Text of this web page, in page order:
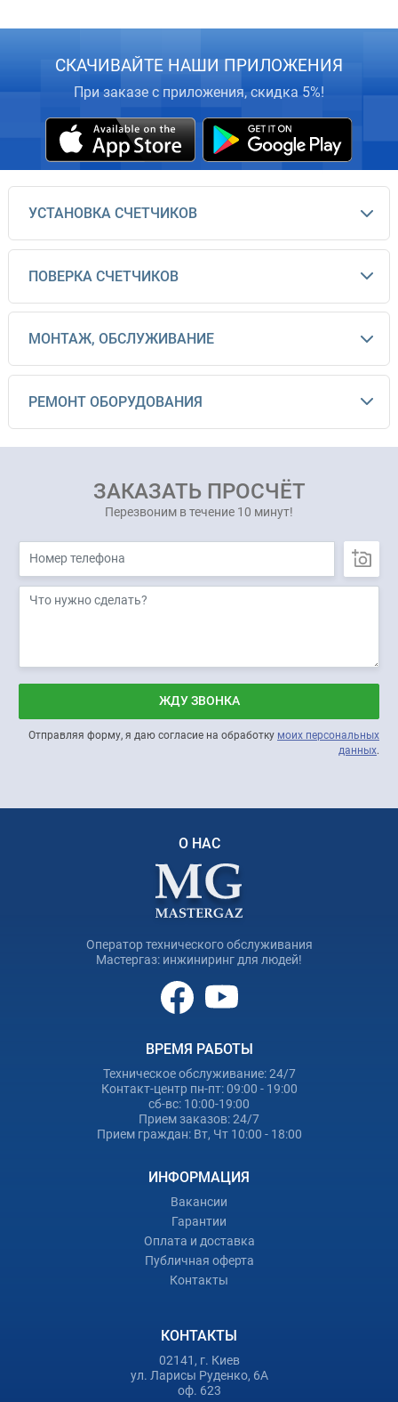
СКАЧИВАЙТЕ НАШИ ПРИЛОЖЕНИЯ
При заказе с приложения, скидка 5%!
УСТАНОВКА СЧЕТЧИКОВ
ПОВЕРКА СЧЕТЧИКОВ
МОНТАЖ, ОБСЛУЖИВАНИЕ
РЕМОНТ ОБОРУДОВАНИЯ
ЗАКАЗАТЬ ПРОСЧЁТ
Перезвоним в течение 10 минут!
ЖДУ ЗВОНКА
Отправляя форму, я даю согласие на обработку моих персональных
данных.
О НАС
Оператор технического обслуживания
Мастергаз: инжиниринг для людей!
ВРЕМЯ РАБОТЫ
Техническое обслуживание: 24/7
Контакт-центр пн-пт: 09:00 - 19:00
сб-вс: 10:00-19:00
Прием заказов: 24/7
Прием граждан: Вт, Чт 10:00 - 18:00
ИНФОРМАЦИЯ
Вакансии
Гарантии
Оплата и доставка
Публичная оферта
Контакты
КОНТАКТЫ
02141, г. Киев
ул. Ларисы Руденко, 6А
оф. 623